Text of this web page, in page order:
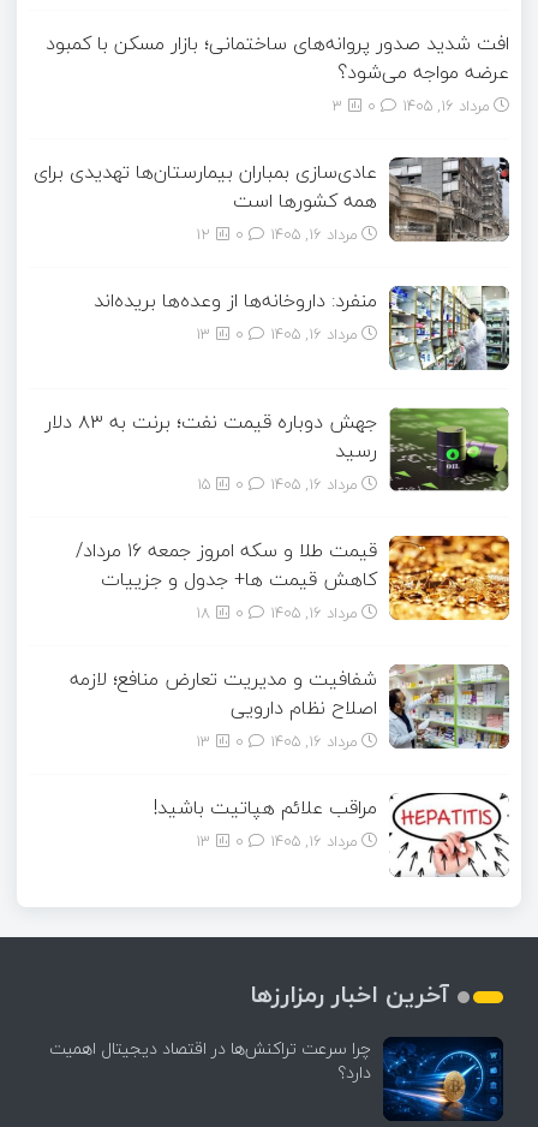
افت شدید صدور پروانه‌های ساختمانی؛ بازار مسکن با کمبود
عرضه مواجه می‌شود؟
مرداد ۱۶, ۱۴۰۵ 3
عادی‌سازی بمباران بیمارستان‌ها تهدیدی برای
همه کشورها است
مرداد ۱۶, ۱۴۰۵ 12
منفرد: داروخانه‌ها از وعده‌ها بریده‌اند
مرداد ۱۶, ۱۴۰۵ 13
جهش دوباره قیمت نفت؛ برنت به ۸۳ دلار
رسید
مرداد ۱۶, ۱۴۰۵ 15
قیمت طلا و سکه امروز جمعه ۱۶ مرداد/
کاهش قیمت ها+ جدول و جزییات
مرداد ۱۶, ۱۴۰۵ 18
شفافیت و مدیریت تعارض منافع؛ لازمه
اصلاح نظام دارویی
مرداد ۱۶, ۱۴۰۵ 13
مراقب علائم هپاتیت باشید!
مرداد ۱۶, ۱۴۰۵ 13
آخرین اخبار رمزارزها
چرا سرعت تراکنش‌ها در اقتصاد دیجیتال اهمیت
دارد؟